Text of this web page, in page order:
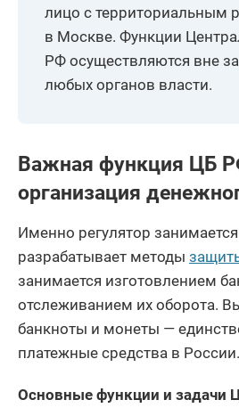
лицо с территориальным
в Москве. Функции
РФ осуществляются вне
любых органов власти.
Важная функция ЦБ
организация
Именно регулятор занимается
разрабатывает методы
занимается изготовлением
отслеживанием их оборота.
банкноты и монеты —
платежные средства в России.
Основные функции и задачи